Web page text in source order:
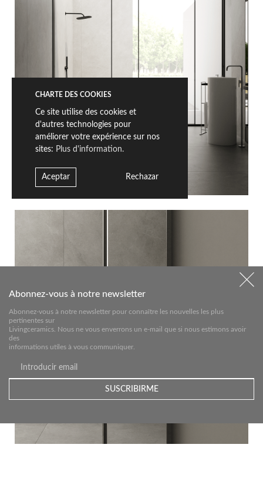
Abonnez-vous à notre newsletter
Abonnez-vous à notre newsletter pour connaître les nouvelles les plus
pertinentes sur
Livingceramics. Nous ne vous enverrons un e-mail que si nous estimons avoir
des
informations utiles à vous communiquer.
CHARTE DES COOKIES
Ce site utilise des cookies et
d'autres technologies pour
améliorer votre expérience sur nos
sites: Plus d'information.
Aceptar Rechazar